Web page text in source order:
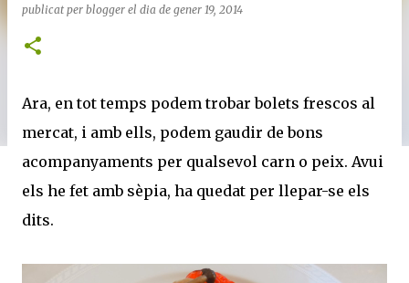
publicat per blogger el dia de gener 19, 2014
Ara, en tot temps podem trobar bolets frescos al
mercat, i amb ells, podem gaudir de bons
acompanyaments per qualsevol carn o peix. Avui
els he fet amb sèpia, ha quedat per llepar-se els
dits.